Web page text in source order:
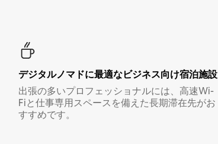
デジタルノマド⁠に最⁠適⁠なビ⁠ジ⁠ネ⁠ス⁠向⁠け宿⁠泊⁠施⁠設
出張の多いプロフェッショナルには、高速Wi-
Fiと仕事専用スペースを備えた長期滞在先がお
すすめです。